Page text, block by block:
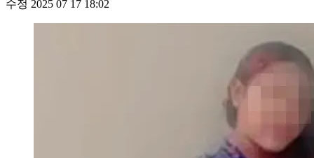
수정 2025 07 17 18:02